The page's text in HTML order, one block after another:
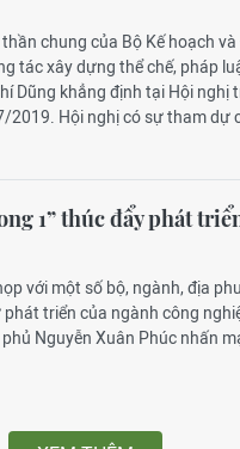
chung của Bộ Kế hoạch
tác xây dựng thể chế, pháp
Dũng khẳng định tại Hội
2019. Hội nghị có sự tham dự
1” thúc đẩy phát
với một số bộ, ngành, địa
triển của ngành công
Nguyễn Xuân Phúc nhấn